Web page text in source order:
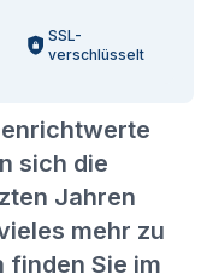
sich die
Jahren
mehr zu
finden Sie im
SSL-
verschlüsselt